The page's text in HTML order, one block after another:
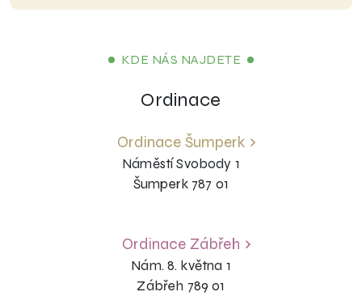
KDE NÁS NAJDETE
Ordinace
Ordinace Šumperk
Náměstí Svobody 1
Šumperk 787 01
Ordinace Zábřeh
Nám. 8. května 1
Zábřeh 789 01